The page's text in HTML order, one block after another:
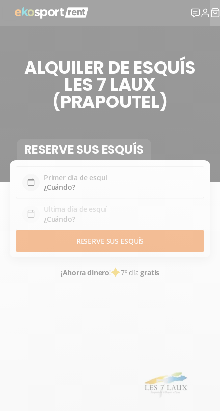
ALQUILER DE ESQUÍS
LES 7 LAUX
(PRAPOUTEL)
RESERVE SUS ESQUÍS
Primer día de esquí
Última día de esquí
RESERVE SUS ESQUÍS
¡Ahorra dinero! 7º díagratis